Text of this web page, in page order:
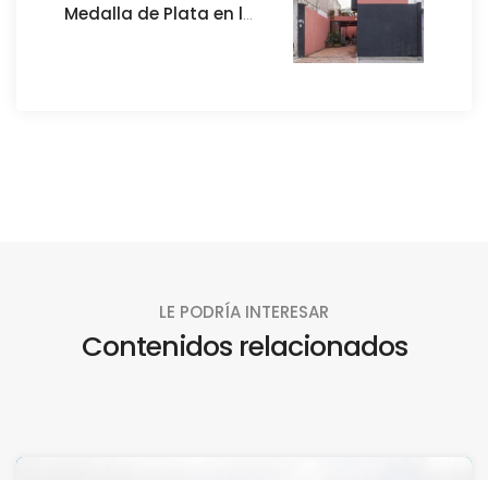
Medalla de Plata en la XII Bienal de Arquitectura Chiapaneca
LE PODRÍA INTERESAR
Contenidos relacionados